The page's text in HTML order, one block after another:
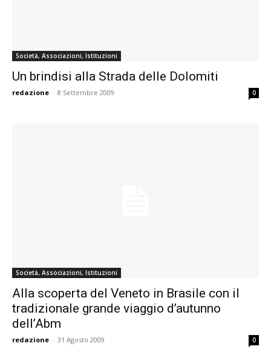
Società, Associazioni, Istituzioni
Un brindisi alla Strada delle Dolomiti
redazione - 8 Settembre 2009 0
Società, Associazioni, Istituzioni
Alla scoperta del Veneto in Brasile con il
tradizionale grande viaggio d’autunno
dell’Abm
redazione - 31 Agosto 2009 0